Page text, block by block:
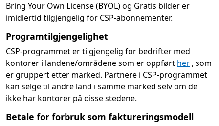
Bring Your Own License (BYOL) og Gratis bilder er
imidlertid tilgjengelig for CSP-abonnementer.
Programtilgjengelighet
CSP-programmet er tilgjengelig for bedrifter med
kontorer i landene/områdene som er oppført her , som
er gruppert etter marked. Partnere i CSP-programmet
kan selge til andre land i samme marked selv om de
ikke har kontorer på disse stedene.
Betale for forbruk som faktureringsmodell